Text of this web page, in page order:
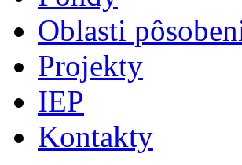
Oblasti
Projekty
IEP
Kontakty